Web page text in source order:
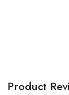
Product